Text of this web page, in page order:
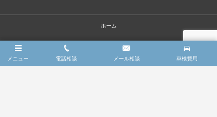
ホーム
メニュー 電話相談 メール相談 車検費用